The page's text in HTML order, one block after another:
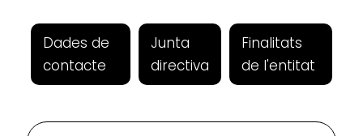
Dades de
contacte
Junta
directiva
Finalitats
de l'entitat